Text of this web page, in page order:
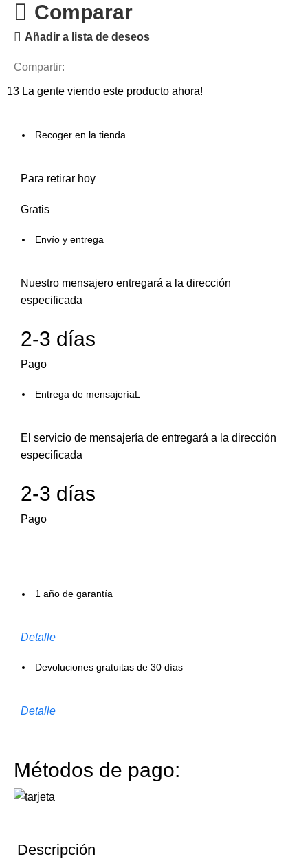
Comparar
Añadir a lista de deseos
Compartir:
13 La gente viendo este producto ahora!
Recoger en la tienda
Para retirar hoy
Gratis
Envío y entrega
Nuestro mensajero entregará a la dirección
especificada
2-3 días
Pago
Entrega de mensajeríaL
El servicio de mensajería de entregará a la dirección
especificada
2-3 días
Pago
1 año de garantía
Detalle
Devoluciones gratuitas de 30 días
Detalle
Métodos de pago:
Descripción